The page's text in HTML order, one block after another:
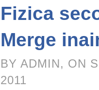
Fizica
Merge
BY ADMIN, ON
2011